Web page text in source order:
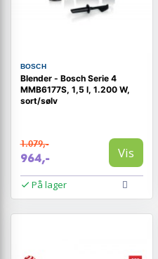
BOSCH
Blender - Bosch Serie 4
MMB6177S, 1,5 l, 1.200 W,
sort/sølv
1.079,-
964,- Vis
På lager